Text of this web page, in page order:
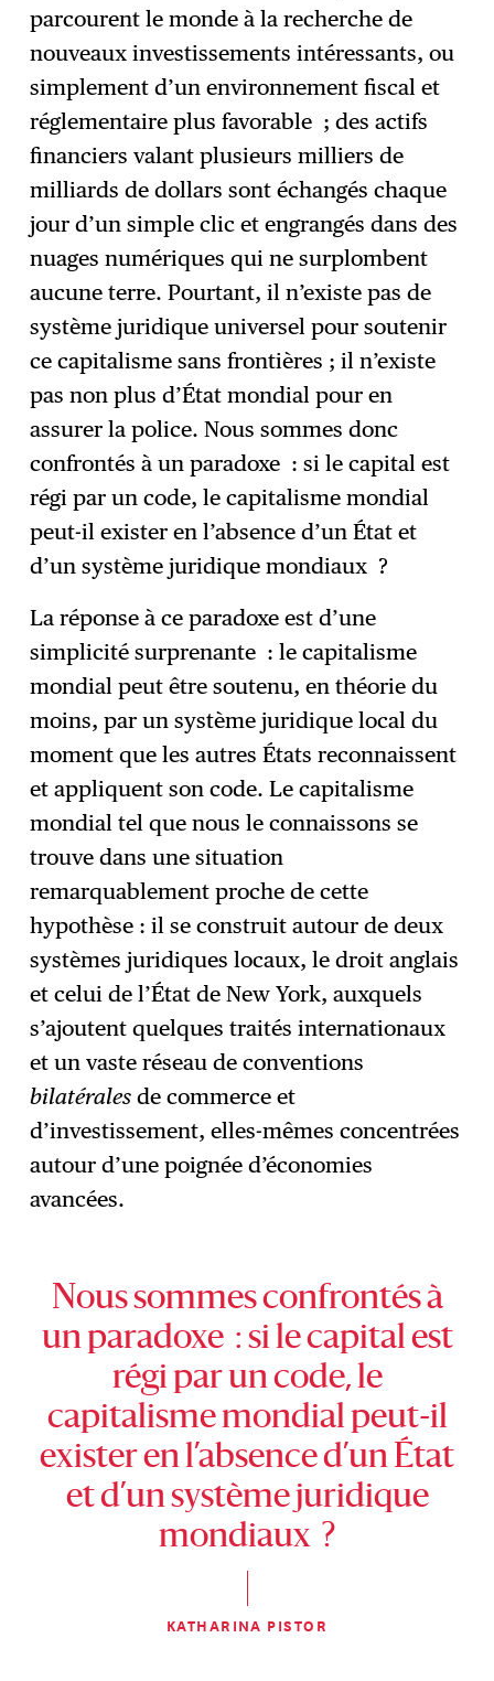
parcourent le monde à la recherche de
nouveaux investissements intéressants, ou
simplement d’un environnement fiscal et
réglementaire plus favorable ; des actifs
financiers valant plusieurs milliers de
milliards de dollars sont échangés chaque
jour d’un simple clic et engrangés dans des
nuages numériques qui ne surplombent
aucune terre. Pourtant, il n’existe pas de
système juridique universel pour soutenir
ce capitalisme sans frontières ; il n’existe
pas non plus d’État mondial pour en
assurer la police. Nous sommes donc
confrontés à un paradoxe : si le capital est
régi par un code, le capitalisme mondial
peut-il exister en l’absence d’un État et
d’un système juridique mondiaux ?
La réponse à ce paradoxe est d’une
simplicité surprenante : le capitalisme
mondial peut être soutenu, en théorie du
moins, par un système juridique local du
moment que les autres États reconnaissent
et appliquent son code. Le capitalisme
mondial tel que nous le connaissons se
trouve dans une situation
remarquablement proche de cette
hypothèse : il se construit autour de deux
systèmes juridiques locaux, le droit anglais
et celui de l’État de New York, auxquels
s’ajoutent quelques traités internationaux
et un vaste réseau de conventions
bilatérales de commerce et
d’investissement, elles-mêmes concentrées
autour d’une poignée d’économies
avancées.
Nous sommes confrontés à
un paradoxe : si le capital est
régi par un code, le
capitalisme mondial peut-il
exister en l’absence d’un État
et d’un système juridique
mondiaux ?
KATHARINA PISTOR